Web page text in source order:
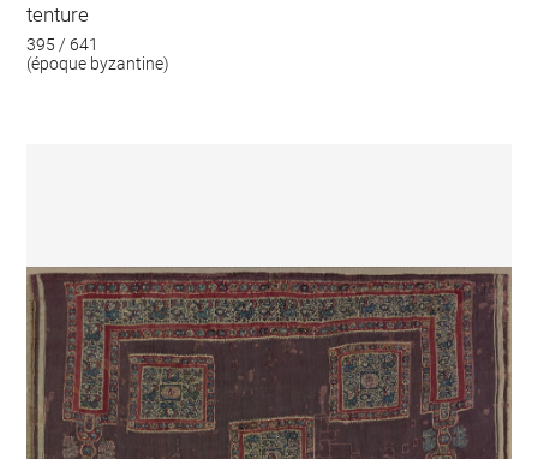
tenture
395 / 641
(époque byzantine)